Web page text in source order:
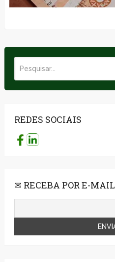
REDES SOCIAIS
✉ RECEBA POR E-MAIL